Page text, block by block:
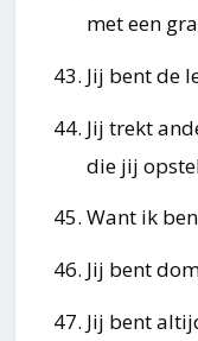
met een
Jij bent de
Jij trekt
die jij
Want ik
Jij bent
Jij bent